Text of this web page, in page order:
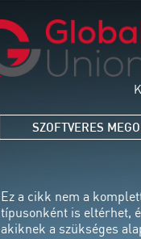
SZOFTVERES
Ez a cikk nem a
típusonként is eltérhet,
akiknek a szükséges